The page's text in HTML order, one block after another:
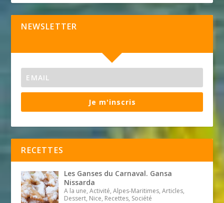
NEWSLETTER
Je m'inscris
RECETTES
Les Ganses du Carnaval. Gansa
Nissarda
A la une, Activité, Alpes-Maritimes, Articles,
Dessert, Nice, Recettes, Société